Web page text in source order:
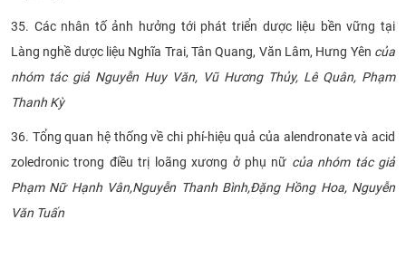
35. Các nhân tố ảnh hưởng tới phát triển dược liệu bền vững tại
Làng nghề dược liệu Nghĩa Trai, Tân Quang, Văn Lâm, Hưng Yên của
nhóm tác giả Nguyễn Huy Văn, Vũ Hương Thủy, Lê Quân, Phạm
Thanh Kỳ
36. Tổng quan hệ thống về chi phí-hiệu quả của alendronate và acid
zoledronic trong điều trị loãng xương ở phụ nữ của nhóm tác giả
Phạm Nữ Hạnh Vân,Nguyễn Thanh Bình,Đặng Hồng Hoa, Nguyễn
Văn Tuấn